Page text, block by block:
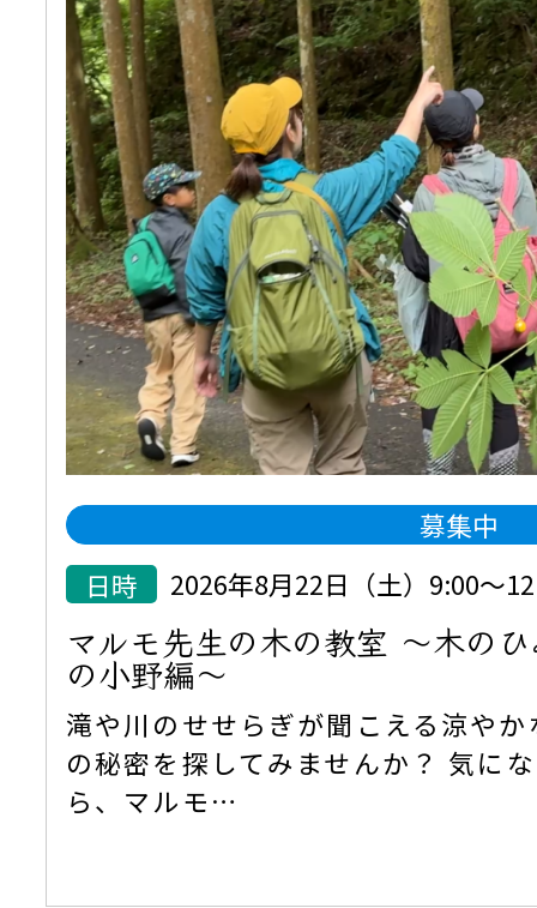
募集中
日時
2026年8月22日（土）9:00～
マルモ先生の木の教室 ～木の
の小野編～
滝や川のせせらぎが聞こえる涼や
の秘密を探してみませんか？ 気に
ら、マルモ…